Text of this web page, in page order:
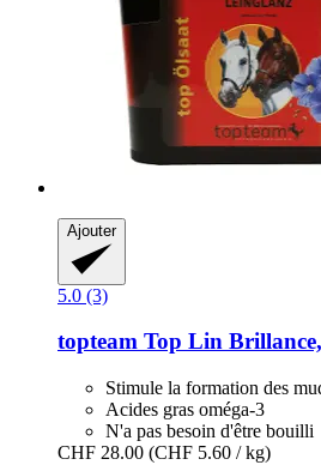
Ajouter
5.0 (3)
topteam Top Lin
Stimule la formation des
Acides gras oméga-3
N'a pas besoin d'être bouilli
CHF 28.00 (CHF 5.60 / kg)